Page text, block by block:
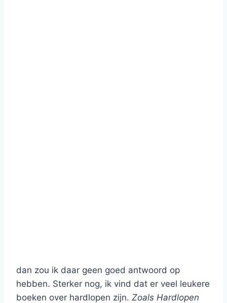
dan zou ik daar geen goed antwoord op
hebben. Sterker nog, ik vind dat er veel leukere
boeken over hardlopen zijn. Zoals Hardlopen